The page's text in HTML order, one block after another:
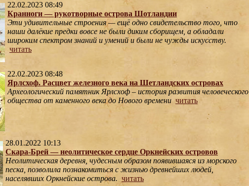
22.02.2023 08:49
Кранноги — рукотворные острова Шотландии
Эти удивительные строения — ещё одно свидетельство того, что
наши далёкие предки вовсе не были диким сборищем, а обладали
широким спектром знаний и умений и были не чужды искусству.
читать
22.02.2023 08:48
Ярлсхоф. Расцвет железного века на Шетландских островах
Археологический памятник Ярлсхоф – история развития человеческого
общества от каменного века до Нового времени читать
28.01.2022 10:13
Скара-Брей — неолитическое сердце Оркнейских островов
Неолитическая деревня, чудесным образом появившаяся из морского
песка, позволила познакомиться с жизнью древнейших людей,
населявших Оркнейские острова. читать